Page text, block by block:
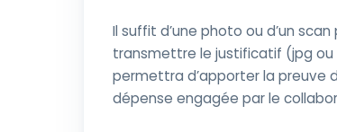
Il suffit d’une photo ou d’un scan
transmettre le justificatif (jpg ou
permettra d’apporter la preuve
dépense engagée par le